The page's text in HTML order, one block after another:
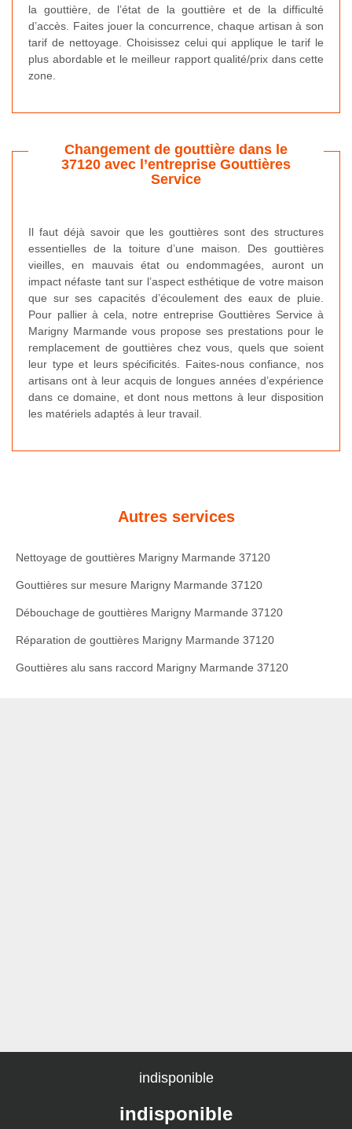
la gouttière, de l’état de la gouttière et de la difficulté
d’accès. Faites jouer la concurrence, chaque artisan à son
tarif de nettoyage. Choisissez celui qui applique le tarif le
plus abordable et le meilleur rapport qualité/prix dans cette
zone.
Changement de gouttière dans le
37120 avec l’entreprise Gouttières
Service
Il faut déjà savoir que les gouttières sont des structures
essentielles de la toiture d’une maison. Des gouttières
vieilles, en mauvais état ou endommagées, auront un
impact néfaste tant sur l’aspect esthétique de votre maison
que sur ses capacités d’écoulement des eaux de pluie.
Pour pallier à cela, notre entreprise Gouttières Service à
Marigny Marmande vous propose ses prestations pour le
remplacement de gouttières chez vous, quels que soient
leur type et leurs spécificités. Faites-nous confiance, nos
artisans ont à leur acquis de longues années d’expérience
dans ce domaine, et dont nous mettons à leur disposition
les matériels adaptés à leur travail.
Autres services
Nettoyage de gouttières Marigny Marmande 37120
Gouttières sur mesure Marigny Marmande 37120
Débouchage de gouttières Marigny Marmande 37120
Réparation de gouttières Marigny Marmande 37120
Gouttières alu sans raccord Marigny Marmande 37120
indisponible
indisponible